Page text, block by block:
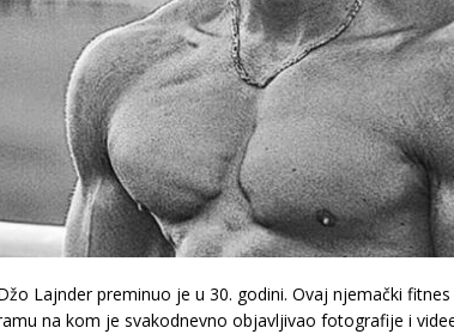
Lajnder preminuo je u 30. godini. Ovaj njemački
na kom je svakodnevno objavljivao fotografije i